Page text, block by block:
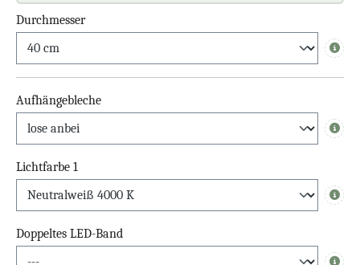
Durchmesser
Info
Aufhängebleche
Info
Lichtfarbe 1
Info
Doppeltes LED-Band